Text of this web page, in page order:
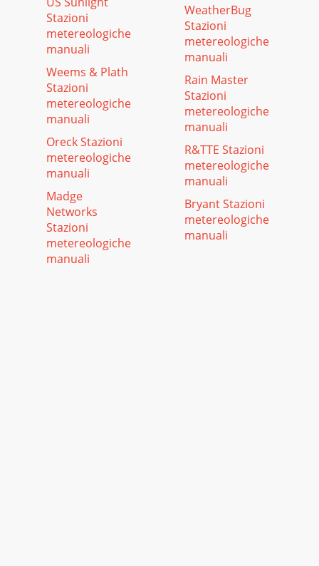
Stazioni
metereologiche
manuali
Weems & Plath
Stazioni
metereologiche
manuali
Oreck Stazioni
metereologiche
manuali
Madge
Networks
Stazioni
metereologiche
manuali
WeatherBug
Stazioni
metereologiche
manuali
Rain Master
Stazioni
metereologiche
manuali
R&TTE Stazioni
metereologiche
manuali
Bryant Stazioni
metereologiche
manuali